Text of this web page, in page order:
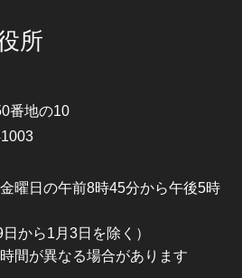
所
番地の10
曜日の午前8時45分から午後5時
から1月3日を除く）
間が異なる場合があります